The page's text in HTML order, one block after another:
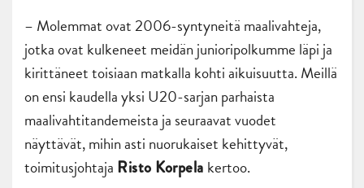
– Molemmat ovat 2006-syntyneitä maalivahteja,
jotka ovat kulkeneet meidän junioripolkumme läpi ja
kirittäneet toisiaan matkalla kohti aikuisuutta. Meillä
on ensi kaudella yksi U20-sarjan parhaista
maalivahtitandemeista ja seuraavat vuodet
näyttävät, mihin asti nuorukaiset kehittyvät,
toimitusjohtaja Risto Korpela kertoo.